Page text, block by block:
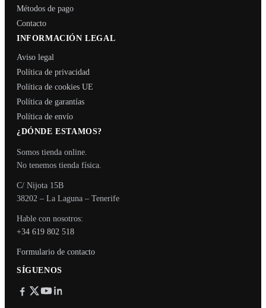
Métodos de pago
Contacto
INFORMACIÓN LEGAL
Aviso legal
Política de privacidad
Política de cookies UE
Política de garantías
Política de envío
¿DÓNDE ESTAMOS?
Somos tienda online.
No tenemos tienda física.
C/ Nijota 15B
38202 – La Laguna – Tenerife
Hable con nosotros:
+34 619 802 518
Formulario de contacto
SÍGUENOS